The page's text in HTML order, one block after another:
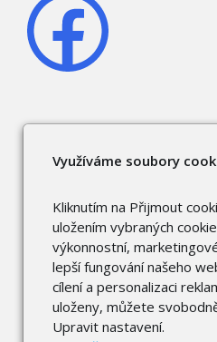
Využíváme soubory
Kliknutím na Přijmout
uložením vybraných
výkonnostní,
lepší fungování našeho
cílení a personalizaci
uloženy, můžete
Upravit nastavení.